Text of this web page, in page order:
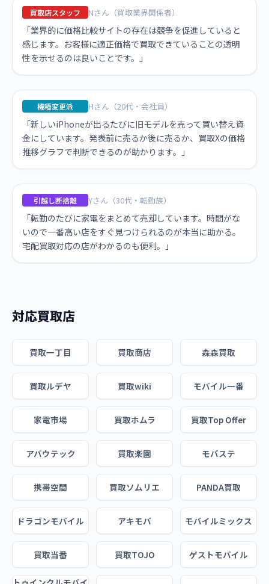
買取店スタッフ Nさん（買取業界関係者）
「業界的に価格比較サイトの存在は競争を促進していると
感じます。お客様に適正価格で買取できていることの透明
性を示せるのは良いことです。」
機種変更派 Hさん（20代・会社員）
「新しいiPhoneが出るたびに旧モデルを売って買い替え資
金にしています。発表前に売るか後に売るか、買取Xの価格
推移グラフで判断できるのが助かります。」
引越し断捨離 Yさん（30代・転勤族）
「転勤のたびに家電をまとめて売却しています。時間がな
いので一番高い店をすぐ見つけられるのが本当に助かる。
宅配買取対応の店がわかるのも便利。」
対応買取店
買取一丁目 買取商店 森森買取
買取ルデヤ 買取wiki モバイル一番
家電市場 買取ホムラ 買取Top Offer
アバウテック 買取楽園 モバステ
携帯空間 買取ソムリエ PANDA買取
ドラゴンモバイル アキモバ モバイルミックス
買取当番 買取TOJO ゲストモバイル